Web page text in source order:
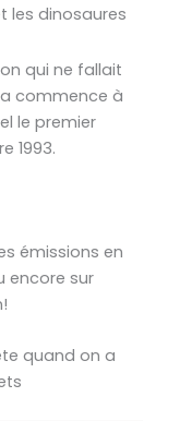
les dinosaures
qui ne fallait
commence à
le premier
1993.
émissions en
encore sur
quand on a